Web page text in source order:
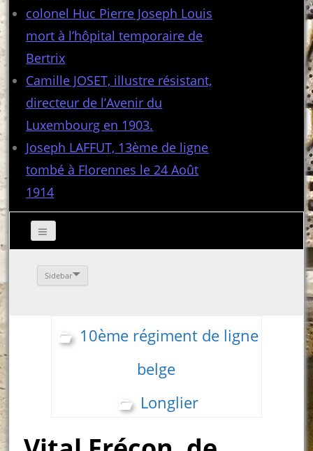
colonel Huc Pierre Joseph Louis
mort à l’hôpital temporaire de
Bertrix
Camille JOSET, illustre résistant,
directeur de l’Avenir du
Luxembourg en 1903.
Joseph LAFFUT, 13ème de ligne
tombé à Florennes le 24 Août
1914
Sidebar
10ème régiment de ligne
belge
Longlier